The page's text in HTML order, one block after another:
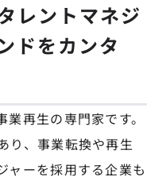
レントマネジ
ドをカンタ
再生の専門家です。
り、事業転換や再生
ャーを採用する企業も